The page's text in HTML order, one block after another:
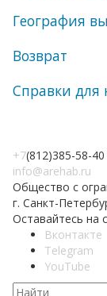
География
Возврат
Справки для
+7(812)385-58-40
info@arehab.ru
Общество с
г. Санкт-
Оставайтесь на
Вконтакте
Telegram
YouTube